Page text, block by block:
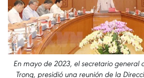
En mayo de 2023, el secretario general
Trong, presidió una reunión de la